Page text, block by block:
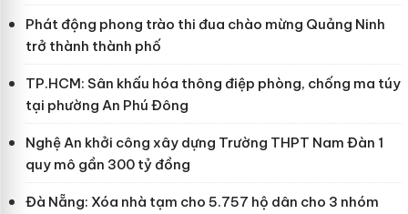
Phát động phong trào thi đua chào mừng Quảng Ninh
trở thành thành phố
TP.HCM: Sân khấu hóa thông điệp phòng, chống ma túy
tại phường An Phú Đông
Nghệ An khởi công xây dựng Trường THPT Nam Đàn 1
quy mô gần 300 tỷ đồng
Đà Nẵng: Xóa nhà tạm cho 5.757 hộ dân cho 3 nhóm